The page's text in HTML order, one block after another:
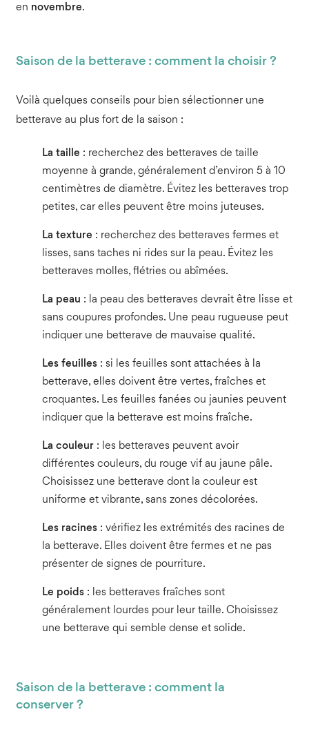
en novembre.
Saison de la betterave : comment la choisir ?
Voilà quelques conseils pour bien sélectionner une
betterave au plus fort de la saison :
La taille : recherchez des betteraves de taille
moyenne à grande, généralement d’environ 5 à 10
centimètres de diamètre. Évitez les betteraves trop
petites, car elles peuvent être moins juteuses.
La texture : recherchez des betteraves fermes et
lisses, sans taches ni rides sur la peau. Évitez les
betteraves molles, flétries ou abîmées.
La peau : la peau des betteraves devrait être lisse et
sans coupures profondes. Une peau rugueuse peut
indiquer une betterave de mauvaise qualité.
Les feuilles: si les feuilles sont attachées à la
betterave, elles doivent être vertes, fraîches et
croquantes. Les feuilles fanées ou jaunies peuvent
indiquer que la betterave est moins fraîche.
La couleur: les betteraves peuvent avoir
différentes couleurs, du rouge vif au jaune pâle.
Choisissez une betterave dont la couleur est
uniforme et vibrante, sans zones décolorées.
Les racines: vérifiez les extrémités des racines de
la betterave. Elles doivent être fermes et ne pas
présenter de signes de pourriture.
Le poids: les betteraves fraîches sont
généralement lourdes pour leur taille. Choisissez
une betterave qui semble dense et solide.
Saison de la betterave : comment la
conserver ?